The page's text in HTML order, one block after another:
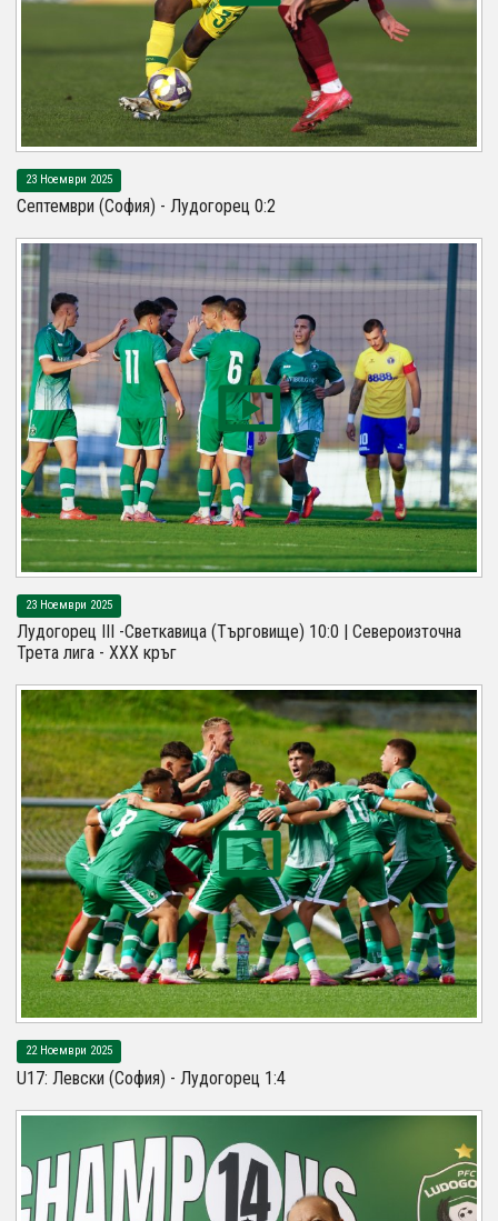
23 Ноември 2025
Септември (София) - Лудогорец 0:2
23 Ноември 2025
Лудогорец III -Светкавица (Търговище) 10:0 | Североизточна
Трета лига - XXX кръг
22 Ноември 2025
U17: Левски (София) - Лудогорец 1:4